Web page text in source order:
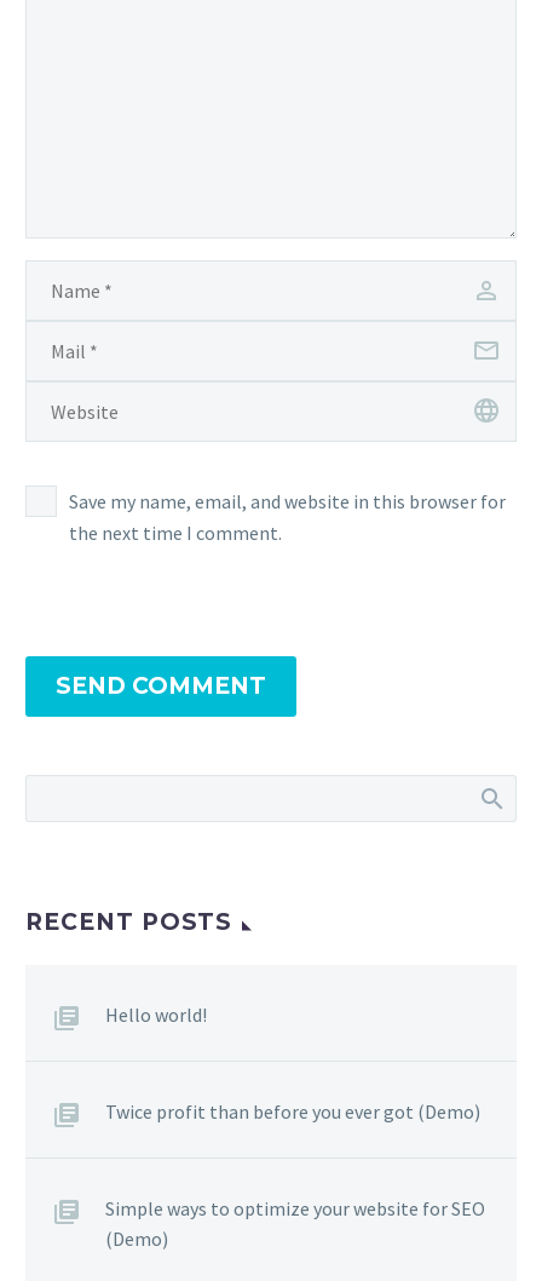
Save my name, email, and website in this browser for
the next time I comment.
SEND COMMENT
RECENT POSTS
Hello world!
Twice profit than before you ever got (Demo)
Simple ways to optimize your website for SEO
(Demo)